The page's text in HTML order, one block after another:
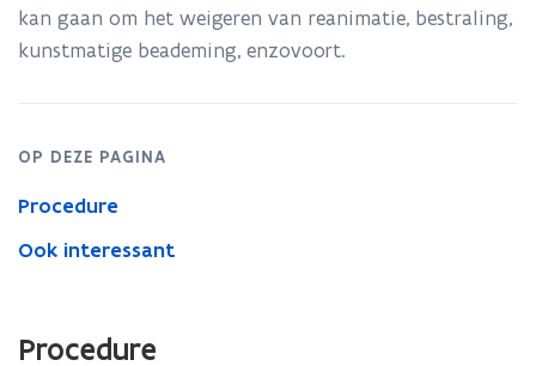
kan gaan om het weigeren van reanimatie, bestraling,
kunstmatige beademing, enzovoort.
OP DEZE PAGINA
Procedure
Ook interessant
Procedure